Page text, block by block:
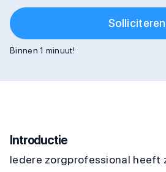
Solliciteren
Binnen 1 minuut!
Introductie
Iedere zorgprofessional heeft